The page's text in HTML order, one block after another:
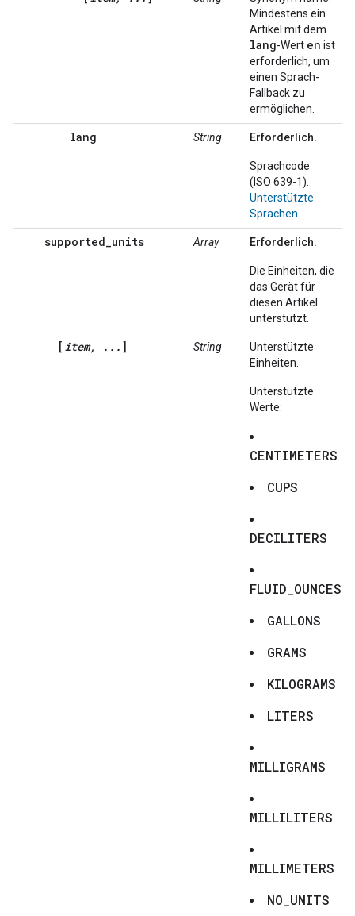
Mindestens ein
Artikel mit dem
lang-Wert en ist
erforderlich, um
einen Sprach-
Fallback zu
ermöglichen.
lang String Erforderlich.
Sprachcode
(ISO 639-1).
Unterstützte
Sprachen
supported_units Array Erforderlich.
Die Einheiten, die
das Gerät für
diesen Artikel
unterstützt.
[ item, ... ] String
Unterstützte
Einheiten.
Unterstützte
Werte:
CENTIMETERS
CUPS
DECILITERS
FLUID_OUNCES
GALLONS
GRAMS
KILOGRAMS
LITERS
MILLIGRAMS
MILLILITERS
MILLIMETERS
NO_UNITS